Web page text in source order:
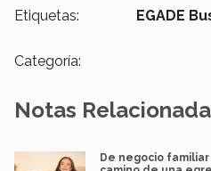
Etiquetas: EGADE
Categoría:
Notas
De negocio